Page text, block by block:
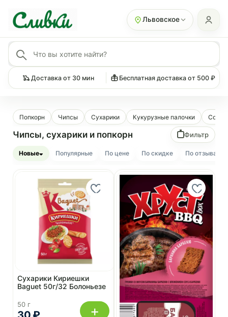
Львовское
Доставка от 30 мин Бесплатная доставка от 500 ₽
Попкорн Чипсы Сухарики Кукурузные палочки
Чипсы, сухарики и попкорн Фильтр
Новые Популярные По цене По скидке По отзывам
Сухарики Кириешки
Baguet 50г/32 Болоньезе
50 г +